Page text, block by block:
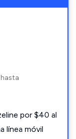
por $40 al
línea móvil